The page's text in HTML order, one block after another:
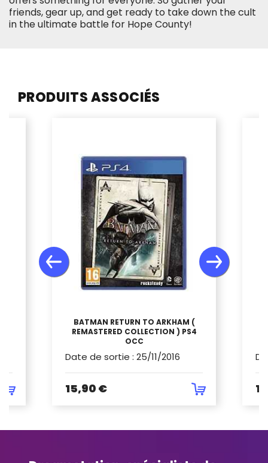
friends, gear up, and get ready to take down the cult
in the ultimate battle for Hope County!
PRODUITS ASSOCIÉS
BATMAN RETURN TO ARKHAM (
REMASTERED COLLECTION ) PS4
OCC
Date de sortie : 25/11/2016
15,90 €